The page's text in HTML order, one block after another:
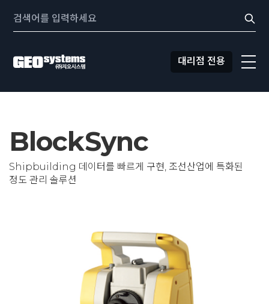
바로가기
Search:
대리점 전용
BlockSync
Shipbuilding 데이터를 빠르게 구현, 조선산업에 특화된
정도 관리 솔루션